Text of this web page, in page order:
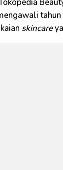
skincare